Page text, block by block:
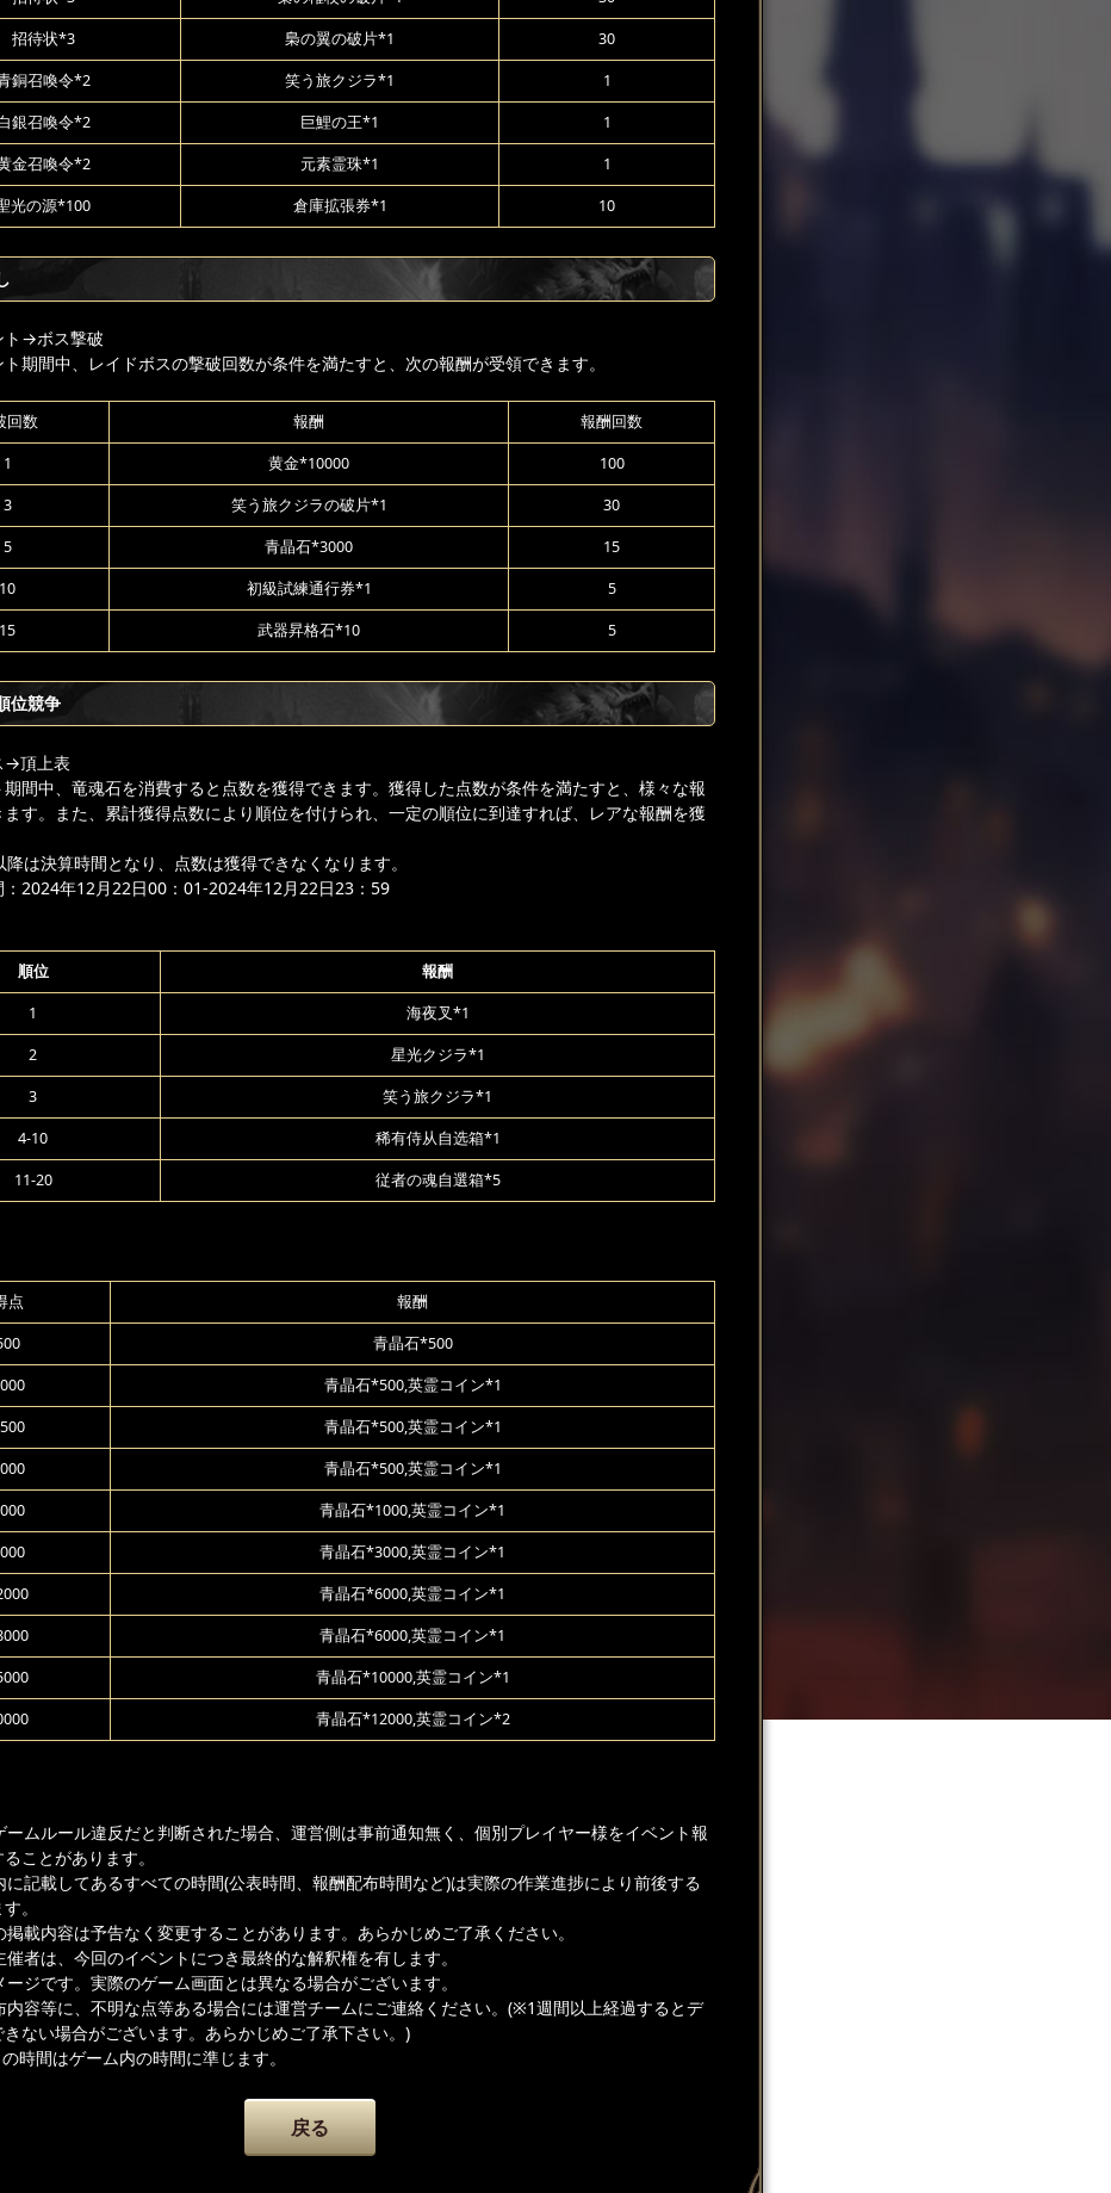
招待状*3 梟の翼の破片*1 30
銅召喚令*2 笑う旅クジラ*1 1
銀召喚令*2 巨鯉の王*1 1
金召喚令*2 元素霊珠*1 1
光の源*100 倉庫拡張券*1 10
→ボス撃破
期間中、レイドボスの撃破回数が条件を満たすと、次の報酬が受領できます。
回数 報酬 報酬回数
1 黄金*10000 100
3 笑う旅クジラの破片*1 30
5 青晶石*3000 15
10 初級試練通行券*1 5
15 武器昇格石*10 5
位競争
→頂上表
間中、竜魂石を消費すると点数を獲得できます。獲得した点数が条件を満たすと、様々な報
す。また、累計獲得点数により順位を付けられ、一定の順位に到達すれば、レアな報酬を獲
は決算時間となり、点数は獲得できなくなります。
：2024年12月22日00：01-2024年12月22日23：59
順位 報酬
1 海夜叉*1
2 星光クジラ*1
3 笑う旅クジラ*1
4-10 稀有侍从自选箱*1
11-20 従者の魂自選箱*5
点 報酬
青晶石*500
青晶石*500,英霊コイン*1
青晶石*500,英霊コイン*1
青晶石*500,英霊コイン*1
青晶石*1000,英霊コイン*1
青晶石*3000,英霊コイン*1
青晶石*6000,英霊コイン*1
青晶石*6000,英霊コイン*1
青晶石*10000,英霊コイン*1
青晶石*12000,英霊コイン*2
ムルール違反だと判断された場合、運営側は事前通知無く、個別プレイヤー様をイベント報
ことがあります。
記載してあるすべての時間(公表時間、報酬配布時間など)は実際の作業進捗により前後する
。
載内容は予告なく変更することがあります。あらかじめご了承ください。
者は、今回のイベントにつき最終的な解釈権を有します。
ジです。実際のゲーム画面とは異なる場合がございます。
容等に、不明な点等ある場合には運営チームにご連絡ください。(※1週間以上経過するとデ
ない場合がございます。あらかじめご了承下さい。)
時間はゲーム内の時間に準じます。
戻る